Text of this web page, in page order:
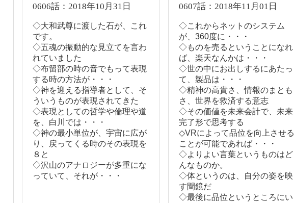
0606話：2018年10月31日
◇大和武尊に渡した石が、これ
です。
◇五魂の振動的な見立てを言わ
れていました
◇布留部の時の音でもって表現
する時の方法が・・・
◇神を迎える指導者として、そ
ういうものが表現されてきた
◇表現としての哲学や倫理や道
を、白川では・・・
◇神の最小単位が、宇宙に広が
り、戻ってくる時のその表現を
８と
◇沢山のアナロジーが多重にな
っていて、それが・・・
0607話：2018年11月01日
◇これからネットのシステム
が、360度に・・・
◇ものを売るということになれ
ば、楽天なんかは・・・
◇世の中にお出しするにあたっ
て、製品は・・・
◇精神の高貴さ、情報のまとも
さ、世界を救済する意志
◇その価値を未来会計で、未来
完了形で思考する
◇VRによって品位を向上させる
ことが可能であれば・・・
◇よりよい言葉というものはど
んなものか。
◇体というのは、自分の姿を映
す間鏡だ
◇最後に品位というところにい